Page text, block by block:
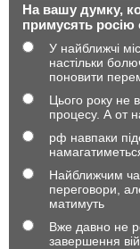
На вашу думку,
примусять росію
У найближчі
настільки
поновити
Цього року не
процесу. А от
рф навпаки
Найближчим
переговори,
матимуть
Вже давно не
завершення